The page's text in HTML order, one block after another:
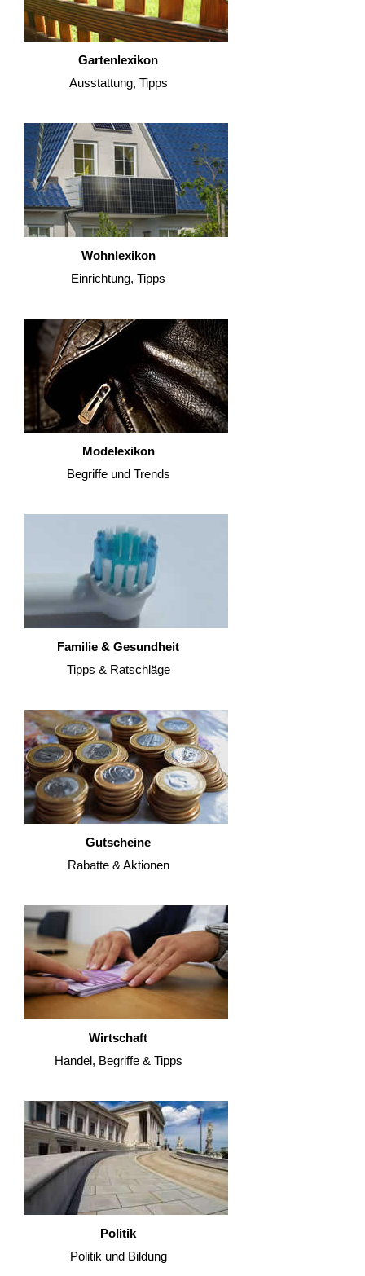
Gartenlexikon
Ausstattung, Tipps
Wohnlexikon
Einrichtung, Tipps
Modelexikon
Begriffe und Trends
Familie & Gesundheit
Tipps & Ratschläge
Gutscheine
Rabatte & Aktionen
Wirtschaft
Handel, Begriffe & Tipps
Politik
Politik und Bildung